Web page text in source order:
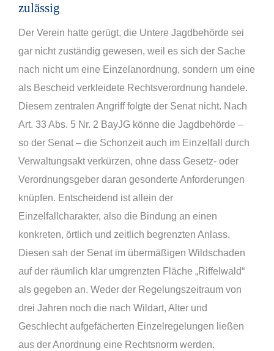
zulässig
Der Verein hatte gerügt, die Untere Jagdbehörde sei
gar nicht zuständig gewesen, weil es sich der Sache
nach nicht um eine Einzelanordnung, sondern um eine
als Bescheid verkleidete Rechtsverordnung handele.
Diesem zentralen Angriff folgte der Senat nicht. Nach
Art. 33 Abs. 5 Nr. 2 BayJG könne die Jagdbehörde –
so der Senat – die Schonzeit auch im Einzelfall durch
Verwaltungsakt verkürzen, ohne dass Gesetz- oder
Verordnungsgeber daran gesonderte Anforderungen
knüpfen. Entscheidend ist allein der
Einzelfallcharakter, also die Bindung an einen
konkreten, örtlich und zeitlich begrenzten Anlass.
Diesen sah der Senat im übermäßigen Wildschaden
auf der räumlich klar umgrenzten Fläche „Riffelwald“
als gegeben an. Weder der Regelungszeitraum von
drei Jahren noch die nach Wildart, Alter und
Geschlecht aufgefächerten Einzelregelungen ließen
aus der Anordnung eine Rechtsnorm werden.